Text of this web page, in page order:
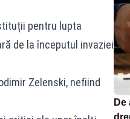
pentru lupta
de la începutul invaziei
Zelenski, nefiind